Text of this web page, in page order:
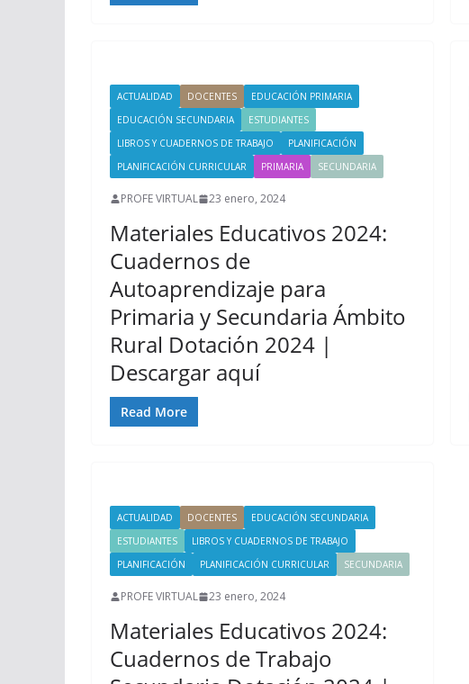
ACTUALIDAD DOCENTES
EDUCACIÓN PRIMARIA
EDUCACIÓN SECUNDARIA
ESTUDIANTES
LIBROS Y CUADERNOS DE TRABAJO
PLANIFICACIÓN
PLANIFICACIÓN CURRICULAR
PRIMARIA SECUNDARIA
PROFE VIRTUAL 23 enero, 2024
Materiales Educativos 2024:
Cuadernos de
Autoaprendizaje para
Primaria y Secundaria Ámbito
Rural Dotación 2024 |
Descargar aquí
Read More
ACTUALIDAD DOCENTES
EDUCACIÓN SECUNDARIA
ESTUDIANTES
LIBROS Y CUADERNOS DE TRABAJO
PLANIFICACIÓN
PLANIFICACIÓN CURRICULAR SECUNDARIA
PROFE VIRTUAL 23 enero, 2024
Materiales Educativos 2024:
Cuadernos de Trabajo